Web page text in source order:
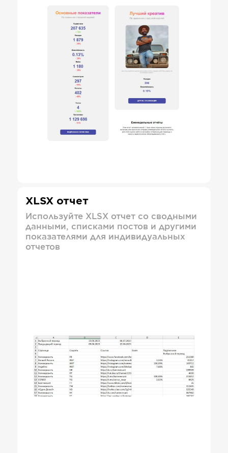
XLSX отчет
Используйте XLSX отчет со сводными
данными, списками постов и другими
показателями для индивидуальных
отчетов